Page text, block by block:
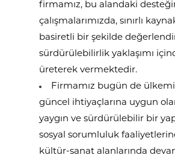
firmamız, bu alandaki
çalışmalarımızda, sınırlı
basiretli bir şekilde
sürdürülebilirlik yaklaşımı
üreterek vermektedir.
Firmamız bugün de
güncel ihtiyaçlarına uygun
yaygın ve sürdürülebilir bir
sosyal sorumluluk
kültür-sanat alanlarında